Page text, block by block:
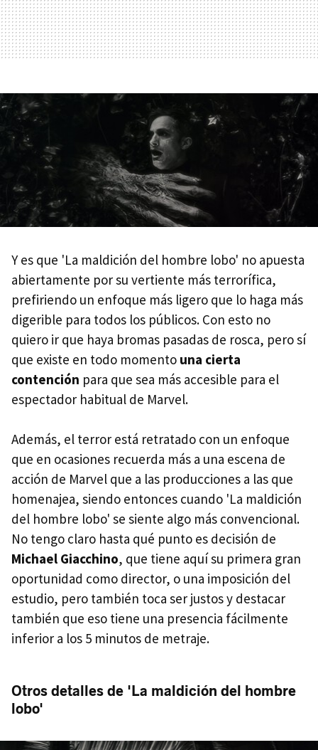
Y es que 'La maldición del hombre lobo' no apuesta
abiertamente por su vertiente más terrorífica,
prefiriendo un enfoque más ligero que lo haga más
digerible para todos los públicos. Con esto no
quiero ir que haya bromas pasadas de rosca, pero sí
que existe en todo momento una cierta
contención para que sea más accesible para el
espectador habitual de Marvel.
Además, el terror está retratado con un enfoque
que en ocasiones recuerda más a una escena de
acción de Marvel que a las producciones a las que
homenajea, siendo entonces cuando 'La maldición
del hombre lobo' se siente algo más convencional.
No tengo claro hasta qué punto es decisión de
Michael Giacchino, que tiene aquí su primera gran
oportunidad como director, o una imposición del
estudio, pero también toca ser justos y destacar
también que eso tiene una presencia fácilmente
inferior a los 5 minutos de metraje.
Otros detalles de 'La maldición del hombre
lobo'